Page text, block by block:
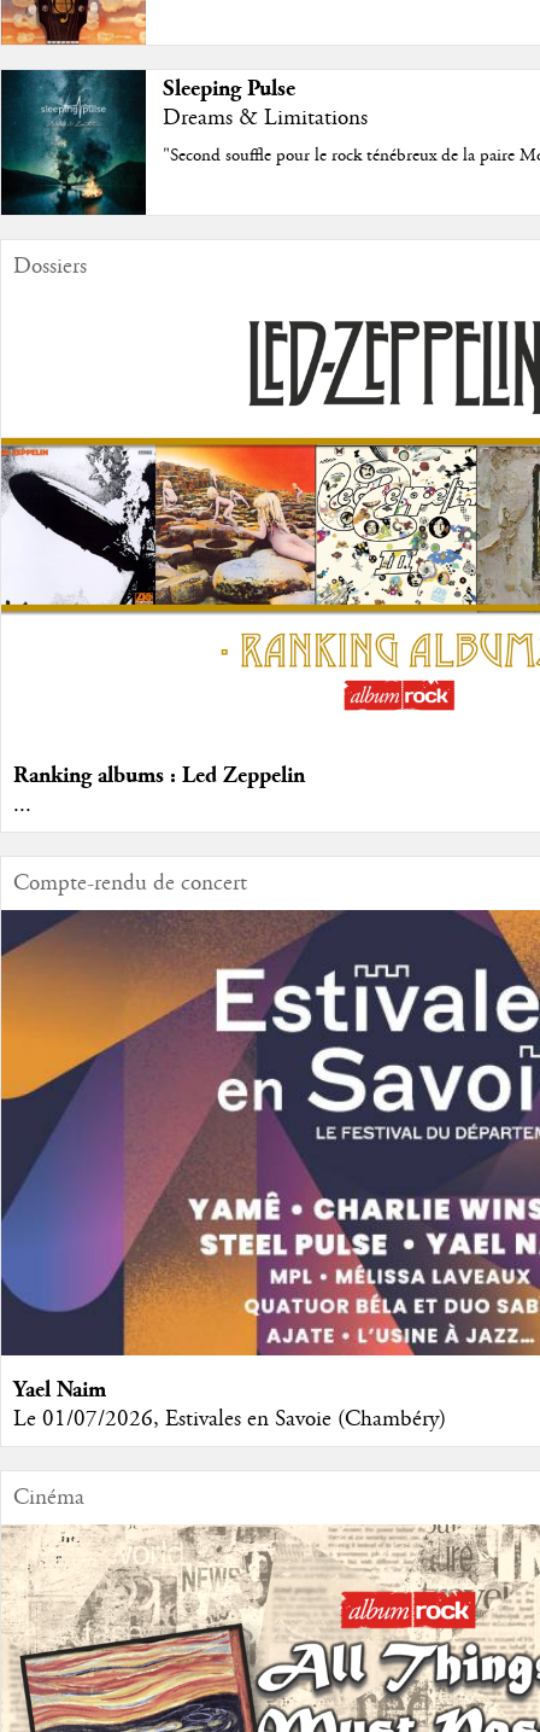
Sleeping Pulse
Dreams & Limitations
"Second souffle pour le rock ténébreux de la paire
Dossiers
Ranking albums : Led Zeppelin
...
Compte-rendu de concert
Yael Naim
Le 01/07/2026, Estivales en Savoie (Chambéry)
Cinéma